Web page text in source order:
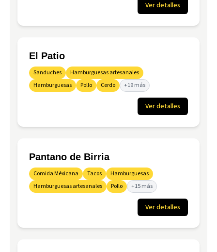
Ver detalles
El Patio
Sanduches
Hamburguesas artesanales
Hamburguesas
Pollo Cerdo +19 más
Ver detalles
Pantano de Birria
Comida Méxicana Tacos
Hamburguesas
Hamburguesas artesanales
Pollo +15 más
Ver detalles